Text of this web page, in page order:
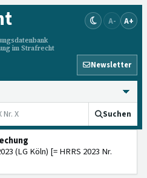
im Strafrecht
A- A+
Newsletter
Suchen
(LG Köln) [= HRRS 2023 Nr.